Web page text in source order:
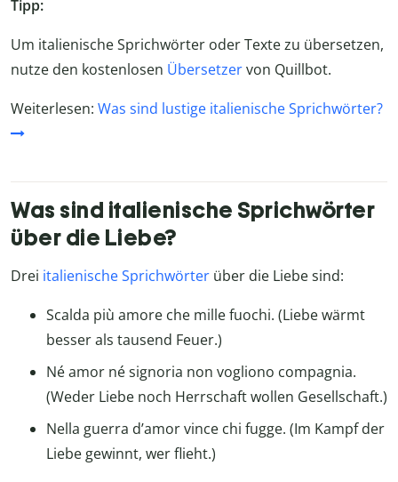
Tipp:
Um italienische Sprichwörter oder Texte zu übersetzen,
nutze den kostenlosen Übersetzervon Quillbot.
Weiterlesen: Was sind lustige italienische Sprichwörter?
Was sind italienische Sprichwörter
über die Liebe?
Drei italienische Sprichwörter über die Liebe sind:
Scalda più amore che mille fuochi. (Liebe wärmt
besser als tausend Feuer.)
Né amor né signoria non vogliono compagnia.
(Weder Liebe noch Herrschaft wollen Gesellschaft.)
Nella guerra d’amor vince chi fugge. (Im Kampf der
Liebe gewinnt, wer flieht.)